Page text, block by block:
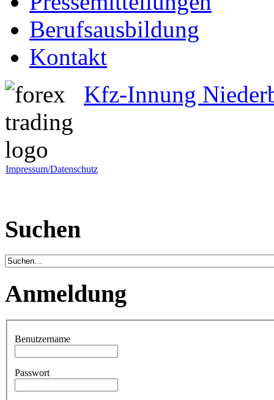
Berufsausbildung
Kontakt
Kfz-Innung
Impressum/Datenschutz
Suchen
Anmeldung
Benutzername
Passwort